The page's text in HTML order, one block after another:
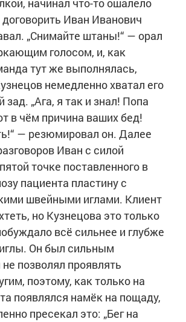
начинал что-то ошалело
договорить Иван Иванович
„Снимайте штаны!“ — орал
голосом, и, как
тут же выполнялась,
немедленно хватал его
зад. „Ага, я так и знал! Попа
в чём причина ваших бед!
— резюмировал он. Далее
Иван с силой
точке поставленного в
пациента пластину с
швейными иглами. Клиент
но Кузнецова это только
всё сильнее и глубже
Он был сильным
позволял проявлять
поэтому, как только на
появлялся намёк на пощаду,
пресекал это: „Бег на